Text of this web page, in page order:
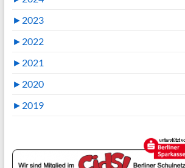
► 2023
► 2022
► 2021
► 2020
► 2019